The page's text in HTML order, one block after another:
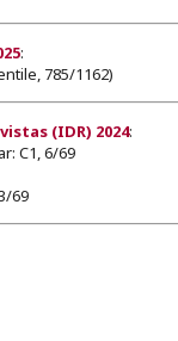
:
785/1162)
(IDR) 2024:
C1, 6/69
69